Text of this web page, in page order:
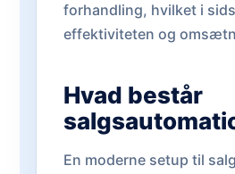
forhandling, hvilket i
effektiviteten og
Hvad består
En moderne setup til